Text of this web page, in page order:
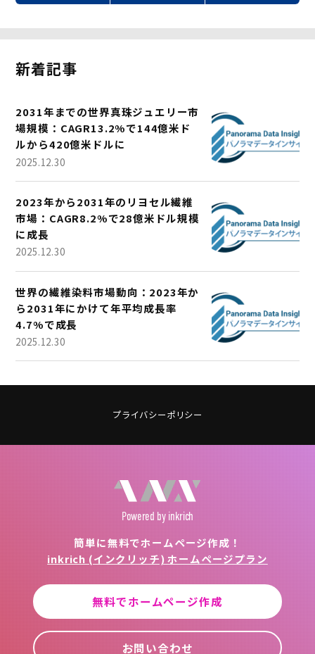
新着記事
2031年までの世界真珠ジュエリー市
場規模：CAGR13.2%で144億米ド
ルから420億米ドルに
2025.12.30
2023年から2031年のリヨセル繊維
市場：CAGR8.2%で28億米ドル規模
に成長
2025.12.30
世界の繊維染料市場動向：2023年か
ら2031年にかけて年平均成長率
4.7%で成長
2025.12.30
プライバシーポリシー
Powered by inkrich
簡単に無料でホームページ作成！
inkrich (インクリッチ) ホームページプラン
無料でホームページ作成
お問い合わせ